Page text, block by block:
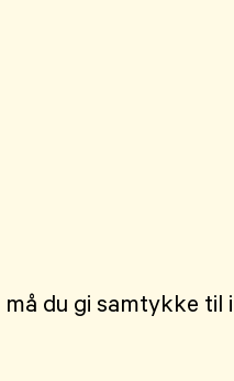
må du gi samtykke